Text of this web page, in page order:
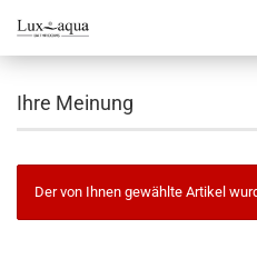
Ihre Meinung
Der von Ihnen gewählte Artikel